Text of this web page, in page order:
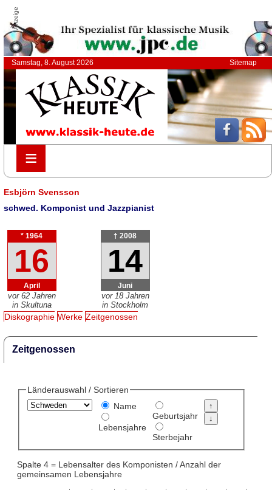
Anzeige
Samstag, 8. August 2026 Sitemap
≡
≡
Esbjörn Svensson
schwed. Komponist und Jazzpianist
* 1964
16
April
vor 62 Jahren
in Skultuna
† 2008
14
Juni
vor 18 Jahren
in Stockholm
Diskographie Werke Zeitgenossen
Zeitgenossen
Länderauswahl / Sortieren
Name
Lebensjahre
Geburtsjahr
Sterbejahr
Spalte 4 = Lebensalter des Komponisten / Anzahl der
gemeinsamen Lebensjahre